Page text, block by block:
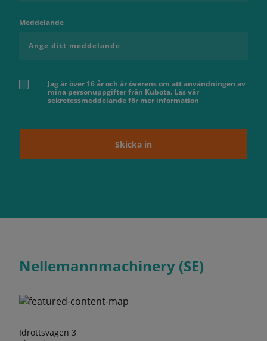
Meddelande
Jag är över 16 år och är överens om att användningen av
mina personuppgifter från Kubota. Läs vår
sekretessmeddelande för mer information
Skicka in
Nellemannmachinery (SE)
Idrottsvägen 3